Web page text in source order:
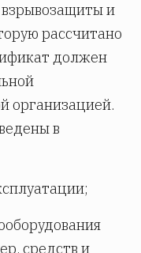
и
рассчитано
должен
организацией.
в
средств и